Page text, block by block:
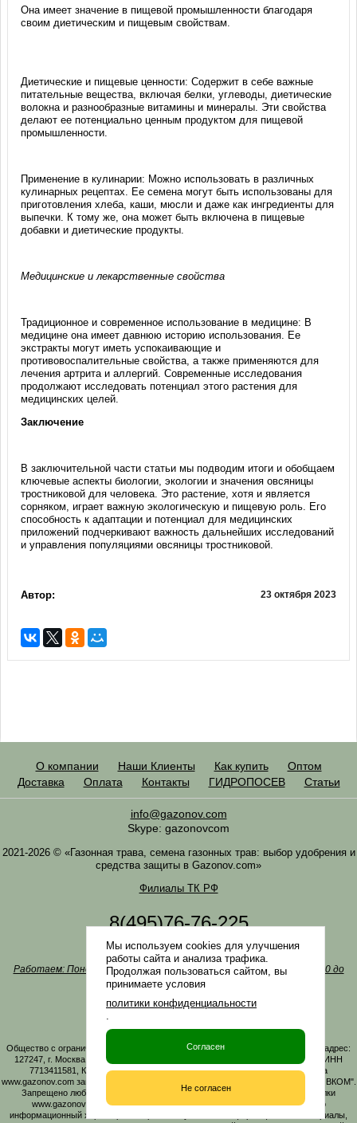
Она имеет значение в пищевой промышленности благодаря
своим диетическим и пищевым свойствам.
Диетические и пищевые ценности: Содержит в себе важные
питательные вещества, включая белки, углеводы, диетические
волокна и разнообразные витамины и минералы. Эти свойства
делают ее потенциально ценным продуктом для пищевой
промышленности.
Применение в кулинарии: Можно использовать в различных
кулинарных рецептах. Ее семена могут быть использованы для
приготовления хлеба, каши, мюсли и даже как ингредиенты для
выпечки. К тому же, она может быть включена в пищевые
добавки и диетические продукты.
Медицинские и лекарственные свойства
Традиционное и современное использование в медицине: В
медицине она имеет давнюю историю использования. Ее
экстракты могут иметь успокаивающие и
противовоспалительные свойства, а также применяются для
лечения артрита и аллергий. Современные исследования
продолжают исследовать потенциал этого растения для
медицинских целей.
Заключение
В заключительной части статьи мы подводим итоги и обобщаем
ключевые аспекты биологии, экологии и значения овсяницы
тростниковой для человека. Это растение, хотя и является
сорняком, играет важную экологическую и пищевую роль. Его
способность к адаптации и потенциал для медицинских
приложений подчеркивают важность дальнейших исследований
и управления популяциями овсяницы тростниковой.
23 октября 2023
Автор:
О компании Наши Клиенты Как купить
Оптом
Доставка
Оплата Контакты ГИДРОПОСЕВ Статьи
info@gazonov.com
Skype: gazonovcom
2021-2026 © «Газонная трава, семена газонных трав: выбор удобрения и
средства защиты в Gazonov.com»
Филиалы ТК РФ
8(495)76-76-225
8(985)76-76-335
Наша почтаinfo@gazonov.com
Работаем: Понедельник-четверг с 10:00 до 18:00, пятница - с 10:00 до
17:00
Наши награды и письма
Политика конфиденциальности
Заказать обратный звонок
Общество с ограниченной ответственностью «ГАЗОНОВКОМ» Юридический адрес:
127247, г. Москва, Дмитровское ш., д. 100, стр. 2, этаж 01, помещение 3106 ИНН
7713411581, КПП 771301001 ОГРН 1167746161219. Все материалы сайта
www.gazonov.com защищены авторским правом и принадлежат ООО "ГАЗОНОВКОМ".
Запрещено любое копирование материалов сайта без активной гиперссылки
www.gazonov.com. Данный сайт и его содержимое носит исключительно
информационный характер и ни при каких условиях информационные материалы,
Мы используем cookies для улучшения
работы сайта и анализа трафика.
Продолжая пользоваться сайтом, вы
принимаете условия
политики конфиденциальности
.
Согласен
Не согласен